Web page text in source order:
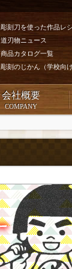
彫刻刀を使った作品レ
道刃物ニュース
商品カタログ一覧
彫刻のじかん（学校向け
会社概要
COMPANY